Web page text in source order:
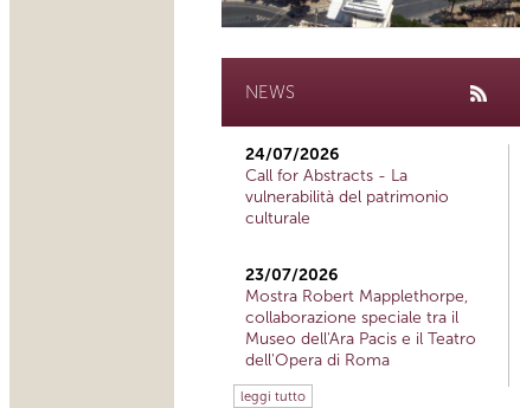
NEWS
24/07/2026
Call for Abstracts - La
vulnerabilità del patrimonio
culturale
23/07/2026
Mostra Robert Mapplethorpe,
collaborazione speciale tra il
Museo dell'Ara Pacis e il Teatro
dell'Opera di Roma
leggi tutto